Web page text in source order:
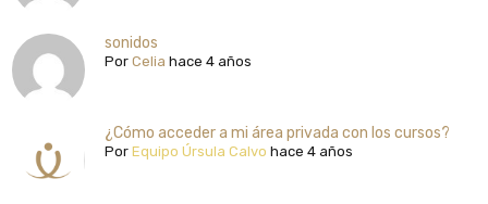
sonidos
PorCelia hace 4 años
¿Cómo acceder a mi área privada con los cursos?
PorEquipo Úrsula Calvo hace 4 años